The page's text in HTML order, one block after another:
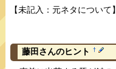
【未記入：元ネタについて】
藤田さんのヒント †